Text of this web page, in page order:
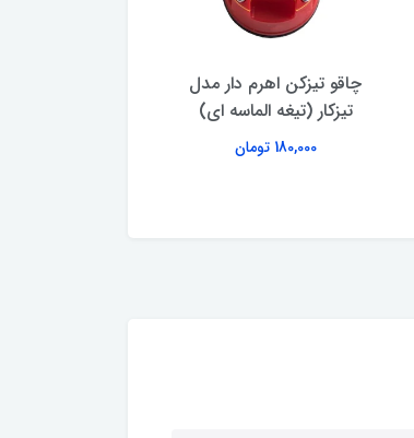
چاقو تیزکن اهرم‌ دار مدل
تیزکار (تیغه الماسه ای)
180,000 تومان